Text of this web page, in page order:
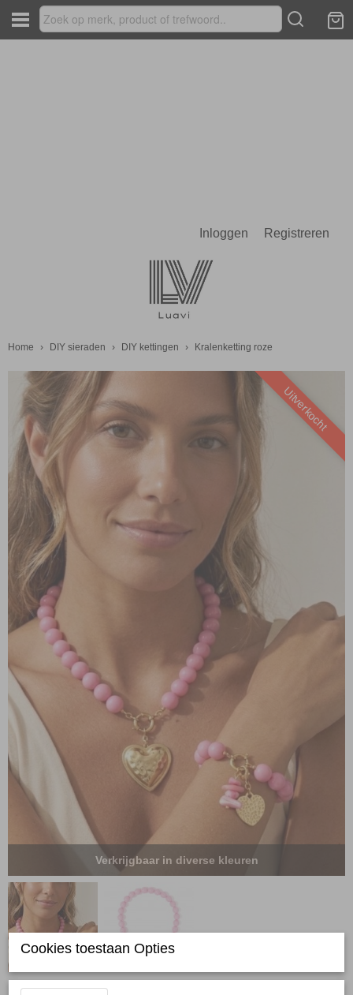
Inloggen Registreren
Home › DIY sieraden › DIY kettingen › Kralenketting roze
Verkrijgbaar in diverse kleuren
Uitverkocht
Cookies toestaan Opties